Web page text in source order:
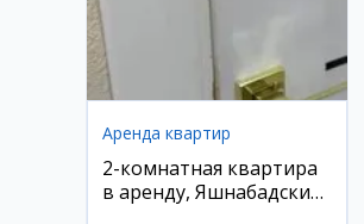
Аренда квартир
2-комнатная квартира
в аренду, Яшнабадский